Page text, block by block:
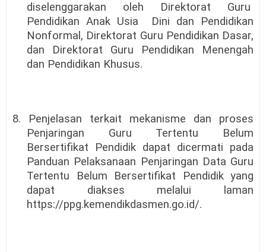
diselenggarakan oleh Direktorat Guru
Pendidikan Anak Usia
Dini dan Pendidikan
Nonformal, Direktorat Guru Pendidikan Dasar,
dan Direktorat Guru Pendidikan Menengah
dan Pendidikan Khusus.
8. Penjelasan terkait mekanisme dan proses
Penjaringan Guru Tertentu Belum
Bersertifikat Pendidik dapat dicermati pada
Panduan Pelaksanaan Penjaringan Data Guru
Tertentu Belum Bersertifikat Pendidik yang
dapat diakses melalui laman
https://ppg.kemendikdasmen.go.id/.